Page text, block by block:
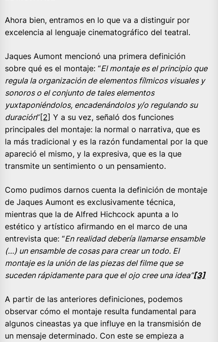
Ahora bien, entramos en lo que va a distinguir por
excelencia al lenguaje cinematográfico del teatral.
Jaques Aumont mencionó una primera definición
sobre qué es el montaje: “El montaje es el principio que
regula la organización de elementos fílmicos visuales y
sonoros o el conjunto de tales elementos
yuxtaponiéndolos, encadenándolos y/o regulando su
duración”[2] Y a su vez, señaló dos funciones
principales del montaje: la normal o narrativa, que es
la más tradicional y es la razón fundamental por la que
apareció el mismo, y la expresiva, que es la que
transmite un sentimiento o un pensamiento.
Como pudimos darnos cuenta la definición de montaje
de Jaques Aumont es exclusivamente técnica,
mientras que la de Alfred Hichcock apunta a lo
estético y artístico afirmando en el marco de una
entrevista que: “En realidad debería llamarse ensamble
(…) un ensamble de cosas para crear un todo. El
montaje es la unión de las piezas del filme que se
suceden rápidamente para que el ojo cree una idea”[3]
A partir de las anteriores definiciones, podemos
observar cómo el montaje resulta fundamental para
algunos cineastas ya que influye en la transmisión de
un mensaje determinado. Con este se empieza a